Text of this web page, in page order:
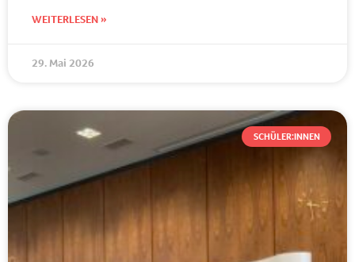
WEITERLESEN »
29. Mai 2026
SCHÜLER:INNEN